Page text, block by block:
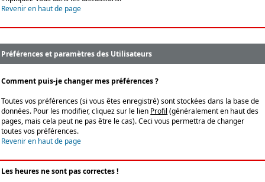
Revenir en haut de page
Préférences et paramètres des Utilisateurs
Comment puis-je changer mes préférences ?
Toutes vos préférences (si vous êtes enregistré) sont stockées dans la base de
données. Pour les modifier, cliquez sur le lien Profil (généralement en haut des
pages, mais cela peut ne pas être le cas). Ceci vous permettra de changer
toutes vos préférences.
Revenir en haut de page
Les heures ne sont pas correctes !